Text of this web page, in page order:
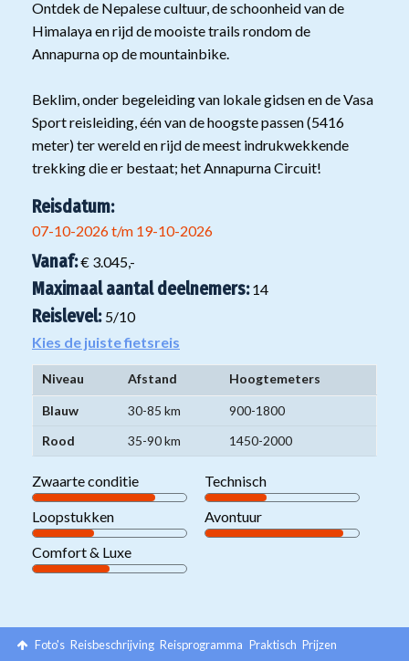
Ontdek de Nepalese cultuur, de schoonheid van de
Himalaya en rijd de mooiste trails rondom de
Annapurna op de mountainbike.
Beklim, onder begeleiding van lokale gidsen en de Vasa
Sport reisleiding, één van de hoogste passen (5416
meter) ter wereld en rijd de meest indrukwekkende
trekking die er bestaat; het Annapurna Circuit!
Reisdatum:
07-10-2026 t/m 19-10-2026
Vanaf:€ 3.045,-
Maximaal aantal deelnemers:14
Reislevel: 5/10
Kies de juiste fietsreis
Niveaugroepen
Niveau Afstand Hoogtemeters
Blauw 30-85 km
900-1800
Rood
35-90 km 1450-2000
Zwaarte conditie Technisch
Loopstukken Avontuur
Comfort & Luxe
Foto's Reisbeschrijving Reisprogramma Praktisch Prijzen